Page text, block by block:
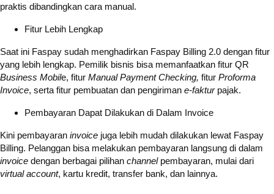
praktis dibandingkan cara manual.
Fitur Lebih Lengkap
Saat ini Faspay sudah menghadirkan Faspay Billing 2.0 dengan fitur
yang lebih lengkap. Pemilik bisnis bisa memanfaatkan fitur QR
Business Mobile, fitur Manual Payment Checking, fitur Proforma
Invoice, serta fitur pembuatan dan pengiriman e-faktur pajak.
Pembayaran Dapat Dilakukan di Dalam Invoice
Kini pembayaran invoice juga lebih mudah dilakukan lewat Faspay
Billing. Pelanggan bisa melakukan pembayaran langsung di dalam
invoice dengan berbagai pilihan channel pembayaran, mulai dari
virtual account, kartu kredit, transfer bank, dan lainnya.